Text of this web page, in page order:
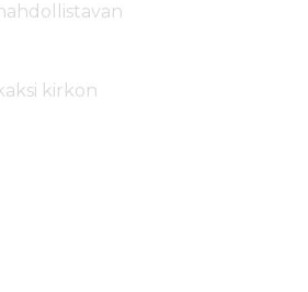
kirkon